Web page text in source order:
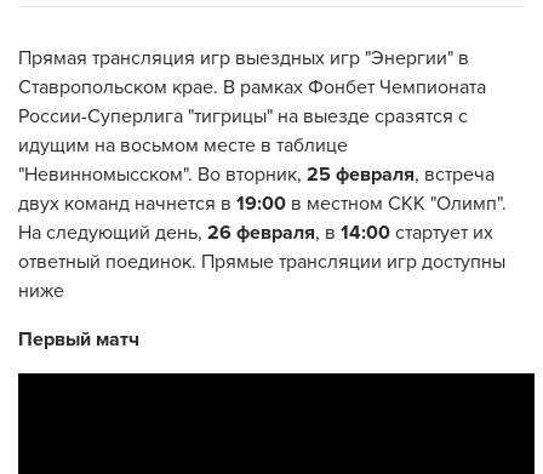
Прямая трансляция игр выездных игр "Энергии" в
Ставропольском крае. В рамках Фонбет Чемпионата
России-Суперлига "тигрицы" на выезде сразятся с
идущим на восьмом месте в таблице
"Невинномысском". Во вторник, 25 февраля, встреча
двух команд начнется в 19:00 в местном СКК "Олимп".
На следующий день, 26 февраля, в 14:00 стартует их
ответный поединок. Прямые трансляции игр доступны
ниже
Первый матч